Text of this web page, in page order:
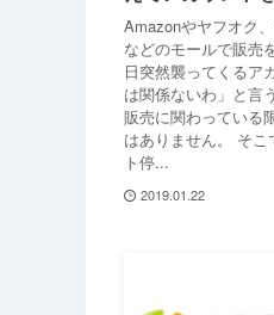
Amazonやヤフオク
などのモールで販売
日突然襲ってくるア
は関係ないわ」と言
販売に関わっている
はありません。 そ
ト停...
2019.01.22